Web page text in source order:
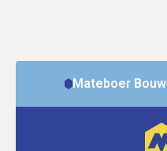
Mateboer Bouw